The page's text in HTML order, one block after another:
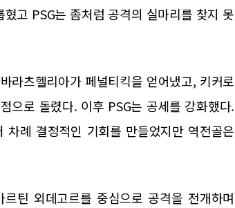
고 PSG는 좀처럼 공격의 실마리를 찾지 못
라츠헬리아가 페널티킥을 얻어냈고, 키커로
으로 돌렸다. 이후 PSG는 공세를 강화했다.
례 결정적인 기회를 만들었지만 역전골은
틴 외데고르를 중심으로 공격을 전개하며